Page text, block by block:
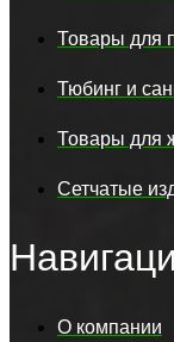
Товары для
Тюбинг и
Товары для
Сетчатые
О компании